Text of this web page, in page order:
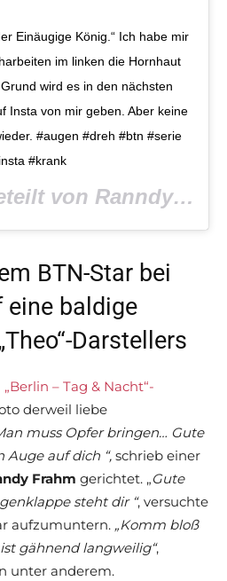
Einäugige König.“ Ich habe mir
im linken die Hornhaut
wird es in den nächsten
Insta von mir geben. Aber keine
#augen #dreh #btn #serie
#krank
Ein Beitrag geteilt von Ranndy Frahm (@frahm_ranndy) am
BTN-Star bei
eine baldige
Darstellers
„Berlin – Tag & Nacht“-
derweil liebe
muss Opfer bringen… Gute
Auge auf dich “, schrieb einer
Frahm gerichtet. „Gute
steht dir “, versuchte
aufzumuntern. „Komm bloß
gähnend langweilig“,
unter anderem.